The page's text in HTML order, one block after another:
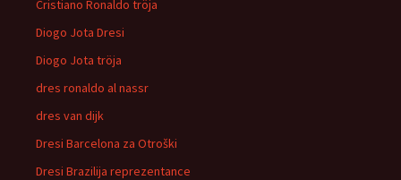
Cristiano Ronaldo tröja
Diogo Jota Dresi
Diogo Jota tröja
dres ronaldo al nassr
dres van dijk
Dresi Barcelona za Otroški
Dresi Brazilija reprezentance